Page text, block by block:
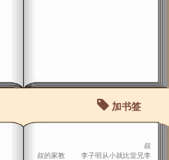
加书签
叔
叔的家教 李子明从小就比堂兄李